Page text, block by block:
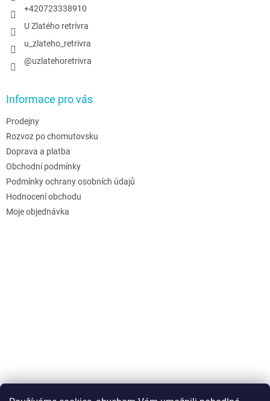
+420723338910
U Zlatého retrívra
u_zlateho_retrivra
@uzlatehoretrivra
Informace pro vás
Prodejny
Rozvoz po chomutovsku
Doprava a platba
Obchodní podmínky
Podmínky ochrany osobních údajů
Hodnocení obchodu
Moje objednávka